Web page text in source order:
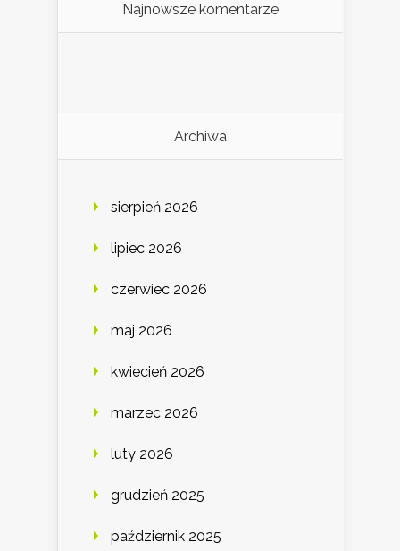
Najnowsze komentarze
Archiwa
sierpień 2026
lipiec 2026
czerwiec 2026
maj 2026
kwiecień 2026
marzec 2026
luty 2026
grudzień 2025
październik 2025